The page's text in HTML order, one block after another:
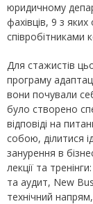
юридичному
фахівців, 9 з
співробітниками
Для стажистів
програму
вони почували
було створено
відповіді на
собою, ділитися
занурення в
лекції та
та аудит, New
технічний